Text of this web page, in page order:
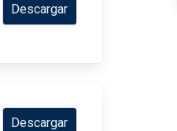
Descargar
Descargar